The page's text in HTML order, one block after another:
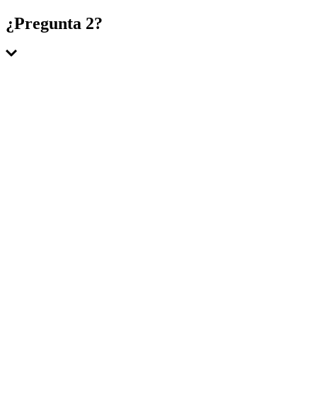
Respuesta 1
¿Pregunta 2?